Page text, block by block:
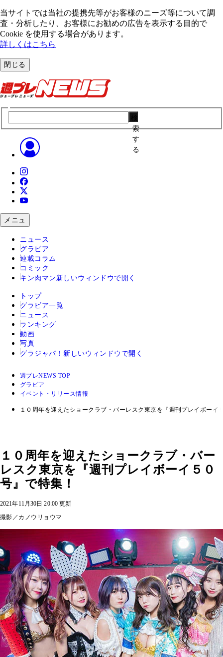
当サイトでは当社の提携先等がお客様のニーズ等について調
査・分析したり、お客様にお勧めの広告を表⽰する⽬的で
Cookie を使⽤する場合があります。
詳しくはこちら
閉じる
索
す
る
メニュ
ニュース
グラビア
連載コラム
コミック
キン肉マン 新しいウィンドウで開く
トップ
グラビア一覧
ニュース
ランキング
動画
写真
グラジャパ！ 新しいウィンドウで開く
週プレNEWS TOP
グラビア
イベント・リリース情報
１０周年を迎えたショークラブ・バーレスク東京を『週刊プレイボーイ
１０周年を迎えたショークラブ・バー
レスク東京を『週刊プレイボーイ５０
号』で特集！
2021年11月30日 20:00 更新
撮影／カノウリョウマ